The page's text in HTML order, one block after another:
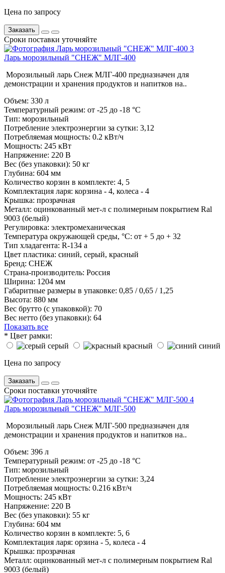
Цена по запросу
Заказать
Сроки поставки уточняйте
Ларь морозильный "СНЕЖ" МЛГ-400
Морозильный ларь Снеж МЛГ-400 предназначен для
демонстрации и хранения продуктов и напитков на..
Объем: 330 л
Температурный режим: от -25 до -18 °С
Тип: морозильный
Потребление электроэнергии за сутки: 3,12
Потребляемая мощность: 0.2 кВт/ч
Мощность: 245 кВт
Напряжение: 220 В
Вес (без упаковки): 50 кг
Глубина: 604 мм
Количество корзин в комплекте: 4, 5
Комплектация ларя: корзина - 4, колеса - 4
Крышка: прозрачная
Металл: оцинкованный мет-л с полимерным покрытием Ral
9003 (белый)
Регулировка: электромеханическая
Температура окружающей среды, °С: от + 5 до + 32
Тип хладагента: R-134 a
Цвет пластика: синий, серый, красный
Бренд: СНЕЖ
Страна-производитель: Россия
Ширина: 1204 мм
Габаритные размеры в упаковке: 0,85 / 0,65 / 1,25
Высота: 880 мм
Вес брутто (с упаковкой): 70
Вес нетто (без упаковки): 64
Показать все
* Цвет рамки:
серый
красный
синий
Цена по запросу
Заказать
Сроки поставки уточняйте
Ларь морозильный "СНЕЖ" МЛГ-500
Морозильный ларь Снеж МЛГ-500 предназначен для
демонстрации и хранения продуктов и напитков на..
Объем: 396 л
Температурный режим: от -25 до -18 °С
Тип: морозильный
Потребление электроэнергии за сутки: 3,24
Потребляемая мощность: 0.216 кВт/ч
Мощность: 245 кВт
Напряжение: 220 В
Вес (без упаковки): 55 кг
Глубина: 604 мм
Количество корзин в комплекте: 5, 6
Комплектация ларя: орзина - 5, колеса - 4
Крышка: прозрачная
Металл: оцинкованный мет-л с полимерным покрытием Ral
9003 (белый)